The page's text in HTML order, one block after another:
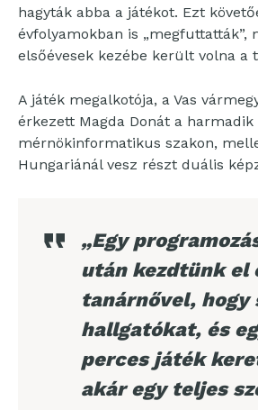
hagyták abba a játékot. Ezt
évfolyamokban is „megfuttatták”,
elsőévesek kezébe került volna a
A játék megalkotója, a Vas
érkezett Magda Donát a
mérnökinformatikus szakon,
Hungariánál vesz részt duális
„Egy
után kezdtünk el
tanárnővel, hogy
hallgatókat, és
perces játék
akár egy teljes